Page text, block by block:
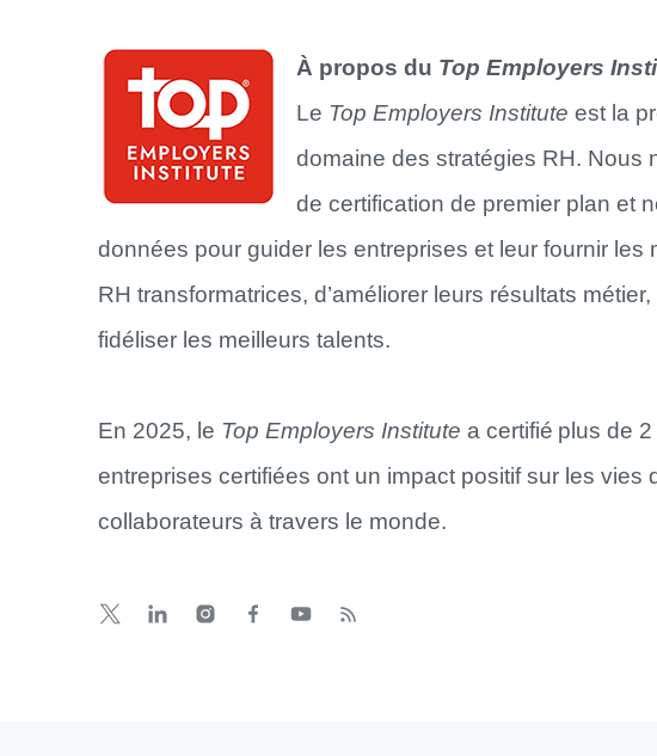
À propos du Top Employers
Le Top Employers Institute est la
domaine des stratégies RH. Nous
de certification de premier plan et
données pour guider les entreprises et leur fournir les
RH transformatrices, d’améliorer leurs résultats
fidéliser les meilleurs talents.
En 2025, le Top Employers Institute a certifié plus de
entreprises certifiées ont un impact positif sur les vies
collaborateurs à travers le monde.